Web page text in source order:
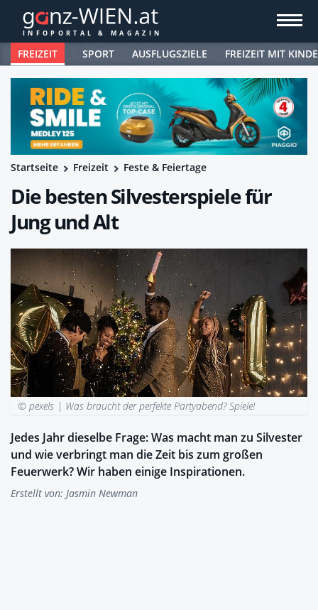
FREIZEIT SPORT AUSFLUGSZIELE FREIZEIT MIT
Startseite Freizeit Feste & Feiertage
Die besten Silvesterspiele für
Jung und Alt
© pexels | Was braucht der perfekte Partyabend? Spiele!
Jedes Jahr dieselbe Frage: Was macht man zu Silvester
und wie verbringt man die Zeit bis zum großen
Feuerwerk? Wir haben einige Inspirationen.
Erstellt von: Jasmin Newman